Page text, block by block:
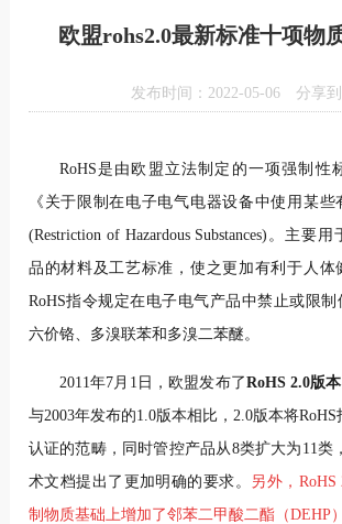
欧盟rohs2.0最新标准十项物
发布时间：2022-05-06 分享到
RoHS是由欧盟立法制定的一项强制性
《关于限制在电子电气电器设备中使用某些
(Restriction of Hazardous Substances)。主要
品的材料及工艺标准，使之更加有利于人体
RoHS指令规定在电子电气产品中禁止或限制
六价铬、多溴联苯和多溴二苯醚。
2011年7月1日，欧盟发布了RoHS 2.0版本
与2003年发布的1.0版本相比，2.0版本将
认证的范畴，同时管控产品从8类扩大为11类
术文档提出了更加明确的要求。
另外，
制物质基础上增加了邻苯二甲酸二酯（DEHP